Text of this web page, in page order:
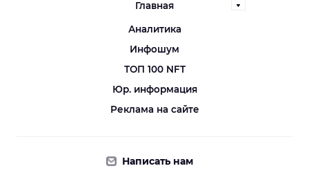
Главная
Аналитика
Инфошум
ТОП 100 NFT
Юр. информация
Реклама на сайте
Написать нам